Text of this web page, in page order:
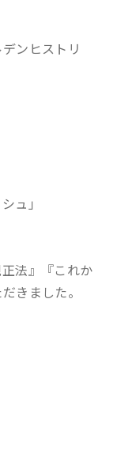
ンヒストリ
ュ」
法』『これか
きました。